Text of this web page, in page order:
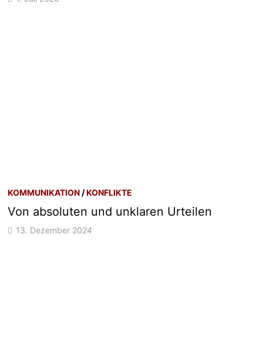
KOMMUNIKATION /KONFLIKTE
Von absoluten und unklaren Urteilen
13. Dezember 2024